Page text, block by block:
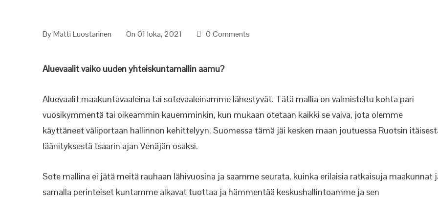
ByMatti Luostarinen On 01 loka, 2021 0 Comments
Aluevaalit vaiko uuden yhteiskuntamallin aamu?
Aluevaalit maakuntavaaleina tai sotevaaleinamme lähestyvät. Tätä mallia on valmisteltu kohta pari
vuosikymmentä tai oikeammin kauemminkin, kun mukaan otetaan kaikki se vaiva, jota olemme
käyttäneet väliportaan hallinnon kehittelyyn. Suomessa tämä jäi kesken maan joutuessa Ruotsin
läänityksestä tsaarin ajan Venäjän osaksi.
Sote mallina ei jätä meitä rauhaan lähivuosina ja saamme seurata, kuinka erilaisia ratkaisuja maakunnat
samalla perinteiset kuntamme alkavat tuottaa ja hämmentää keskushallintoamme ja sen